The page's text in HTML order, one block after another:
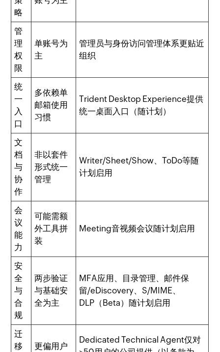
略
管
理
权
限
单账号为
主
管理员与身份访问管理体系更贴近
组织
统
一
入
口
多依赖单
邮箱使用
习惯
Trident Desktop Experience提供
统一桌面入口（随计划）
文
档
与
协
作
非以套件
形式统一
管理
Writer/Sheet/Show、ToDo等随
计划启用
会
议
能
力
可能需额
外工具拼
装
Meeting音视频会议随计划启用
安
全
与
合
规
两步验证
与基础安
全为主
MFA应用、目录管理、邮件保
留/eDiscovery、S/MIME、
DLP（Beta）随计划启用
迁
移
更偏用户
Dedicated Technical Agent仅对